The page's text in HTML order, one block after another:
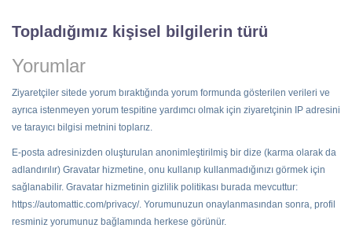
Topladığımız kişisel bilgilerin türü
Yorumlar
Ziyaretçiler sitede yorum bıraktığında yorum formunda gösterilen verileri ve
ayrıca istenmeyen yorum tespitine yardımcı olmak için ziyaretçinin IP adresini
ve tarayıcı bilgisi metnini toplarız.
E-posta adresinizden oluşturulan anonimleştirilmiş bir dize (karma olarak da
adlandırılır) Gravatar hizmetine, onu kullanıp kullanmadığınızı görmek için
sağlanabilir. Gravatar hizmetinin gizlilik politikası burada mevcuttur:
https://automattic.com/privacy/. Yorumunuzun onaylanmasından sonra, profil
resminiz yorumunuz bağlamında herkese görünür.